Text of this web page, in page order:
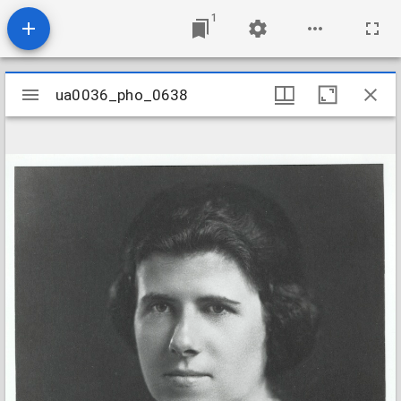
1
Mirador
viewer
ua0036_pho_0638
ua0036_pho_0638